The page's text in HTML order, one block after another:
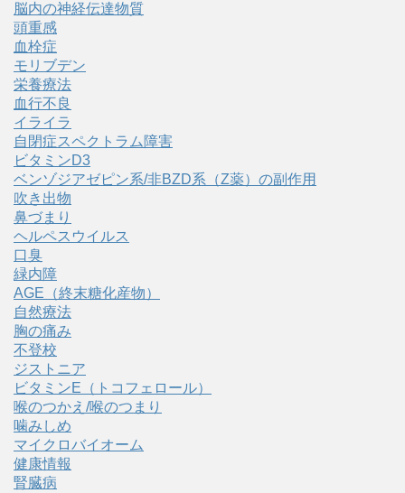
脳内の神経伝達物質
頭重感
血栓症
モリブデン
栄養療法
血行不良
イライラ
自閉症スペクトラム障害
ビタミンD3
ベンゾジアゼピン系/非BZD系（Z薬）の副作用
吹き出物
鼻づまり
ヘルペスウイルス
口臭
緑内障
AGE（終末糖化産物）
自然療法
胸の痛み
不登校
ジストニア
ビタミンE（トコフェロール）
喉のつかえ/喉のつまり
噛みしめ
マイクロバイオーム
健康情報
腎臓病